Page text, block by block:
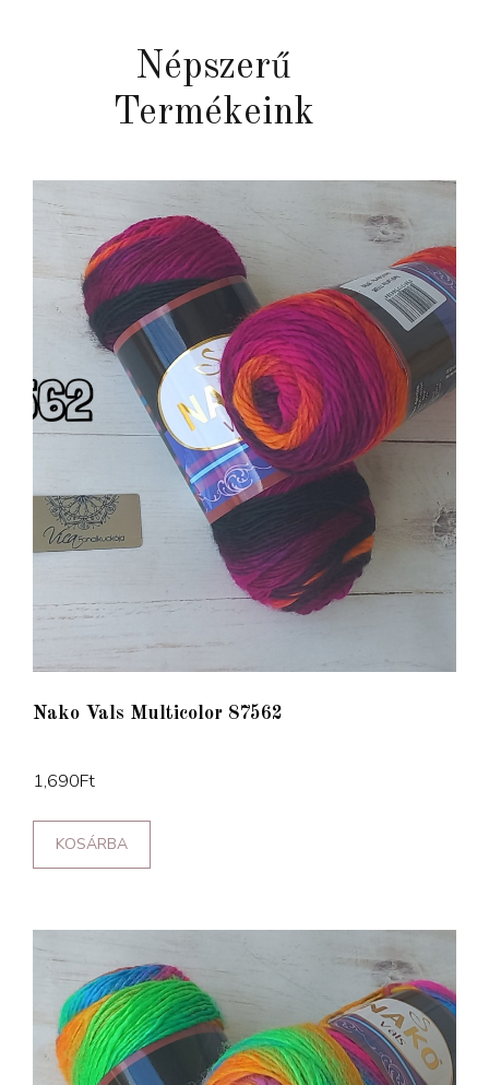
Népszerű
Termékeink
Nako Vals Multicolor 87562
1,690Ft
KOSÁRBA